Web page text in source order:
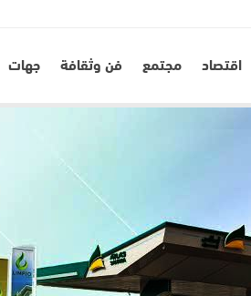
اقتصاد مجتمع فن وثقافة جهات